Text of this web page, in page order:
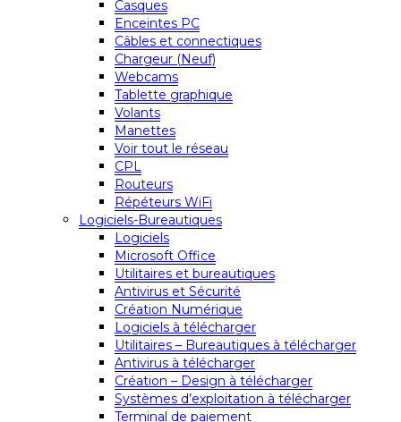
Casques
Enceintes PC
Câbles et connectiques
Chargeur (Neuf)
Webcams
Tablette graphique
Volants
Manettes
Voir tout le réseau
CPL
Routeurs
Répéteurs WiFi
Logiciels-Bureautiques
Logiciels
Microsoft Office
Utilitaires et bureautiques
Antivirus et Sécurité
Création Numérique
Logiciels à télécharger
Utilitaires – Bureautiques à télécharger
Antivirus à télécharger
Création – Design à télécharger
Systèmes d’exploitation à télécharger
Terminal de paiement